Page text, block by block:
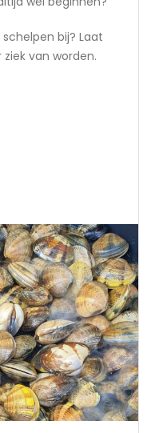
bij? Laat
van worden.